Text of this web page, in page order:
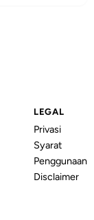
LEGAL
Privasi
Syarat
Penggunaan
Disclaimer